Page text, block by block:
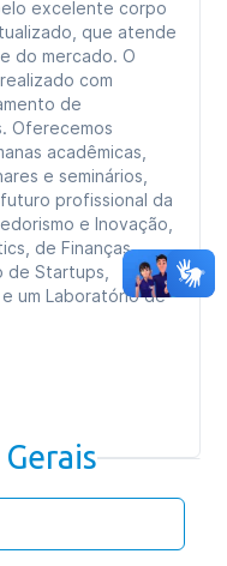
excelente corpo
que atende
do mercado. O
com
de
Oferecemos
acadêmicas,
e seminários,
profissional da
e Inovação,
de Finanças,
de Startups,
um Laboratório de
maior
atrativo. As
aprendizagem
física e digital.